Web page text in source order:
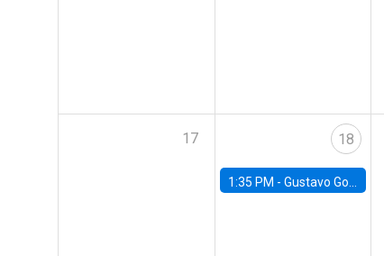
17 18
1:35 PM - Gustavo González, Banco Central de Chile